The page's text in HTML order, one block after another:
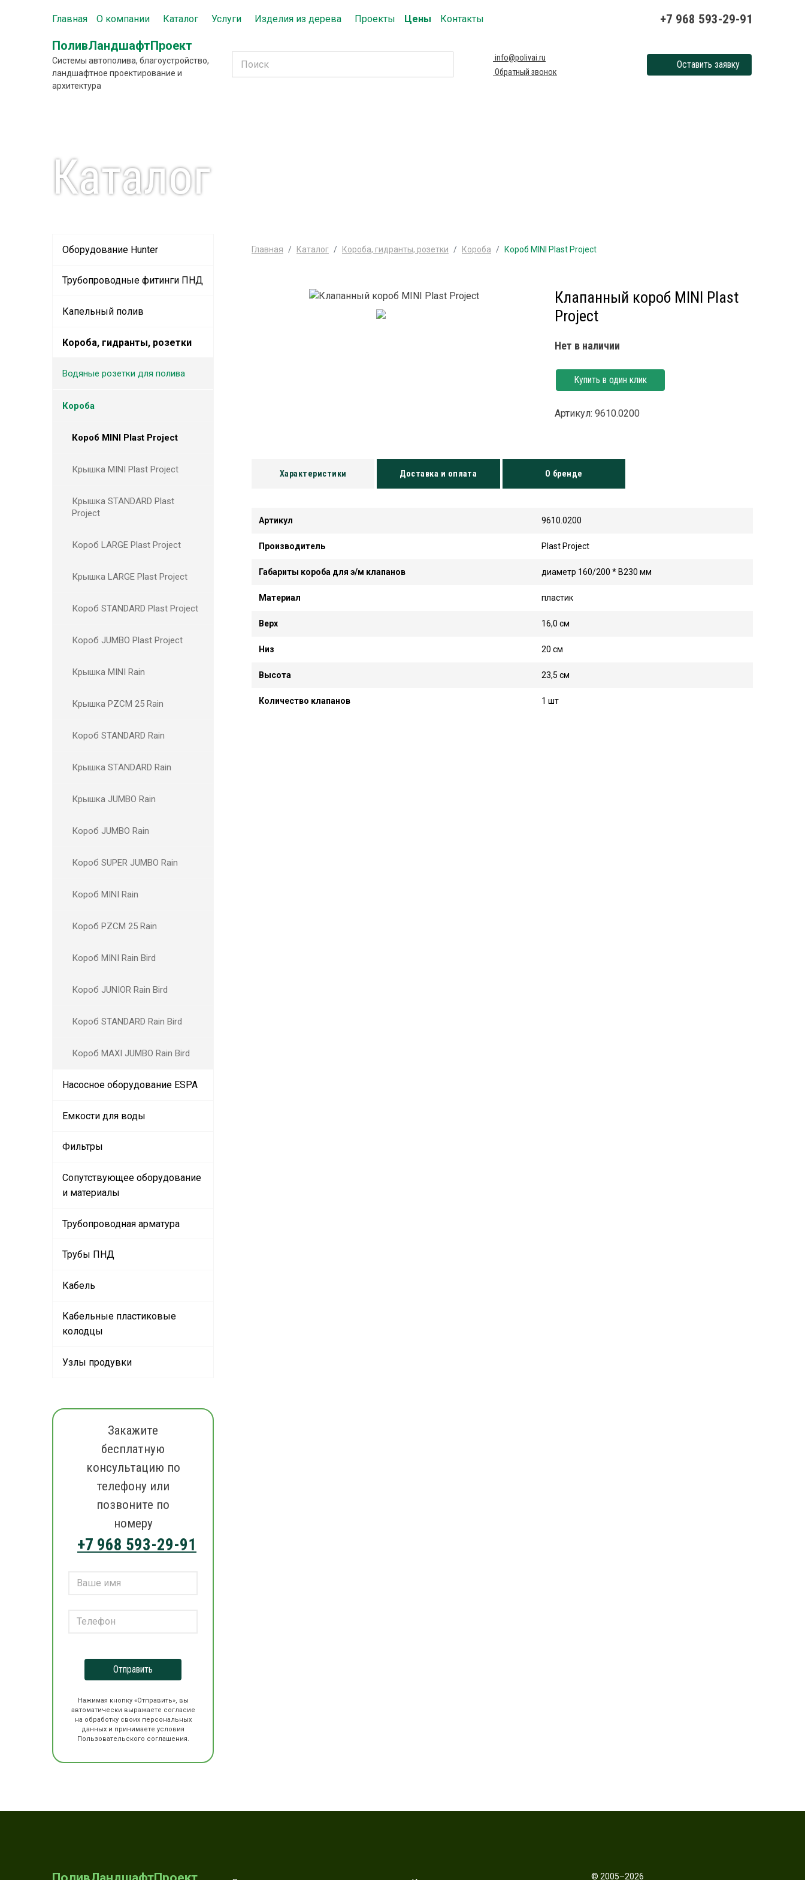
+7 968 593-29-91
Главная О компании Каталог Услуги Изделия из дерева Проекты Цены Контакты
ПоливЛандшафтПроект
Системы автополива, благоустройство,
ландшафтное проектирование и
архитектура
info@polivai.ru
Обратный звонок
Оставить заявку
Каталог
Главная Каталог Короба, гидранты, розетки Короба Короб MINI Plast Project
Клапанный короб MINI Plast
Project
Нет в наличии
Купить в один клик
Артикул: 9610.0200
Характеристики Доставка и оплата О бренде
Артикул 9610.0200
Производитель Plast Project
Габариты короба для э/м клапанов диаметр 160/200 * В230 мм
Материал пластик
Верх 16,0 см
Низ 20 см
Высота 23,5 см
Количество клапанов 1 шт
Оборудование Hunter
Трубопроводные фитинги ПНД
Капельный полив
Короба, гидранты, розетки
Водяные розетки для полива
Короба
Короб MINI Plast Project
Крышка MINI Plast Project
Крышка STANDARD Plast
Project
Короб LARGE Plast Project
Крышка LARGE Plast Project
Короб STANDARD Plast Project
Короб JUMBO Plast Project
Крышка MINI Rain
Крышка PZCM 25 Rain
Короб STANDARD Rain
Крышка STANDARD Rain
Крышка JUMBO Rain
Короб JUMBO Rain
Короб SUPER JUMBO Rain
Короб MINI Rain
Короб PZCM 25 Rain
Короб MINI Rain Bird
Короб JUNIOR Rain Bird
Короб STANDARD Rain Bird
Короб MAXI JUMBO Rain Bird
Насосное оборудование ESPA
Емкости для воды
Фильтры
Сопутствующее оборудование
и материалы
Трубопроводная арматура
Трубы ПНД
Кабель
Кабельные пластиковые
колодцы
Узлы продувки
Закажите
бесплатную
консультацию по
телефону или
позвоните по
номеру
+7 968 593-29-91
Отправить
Нажимая кнопку «Отправить», вы
автоматически выражаете согласие
на обработку своих персональных
данных и принимаете условия
Пользовательского соглашения.
© 2005–2026